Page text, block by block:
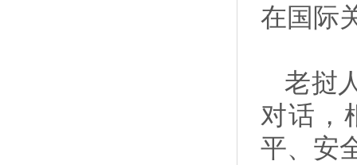
在国际
老挝
对话，
平、安